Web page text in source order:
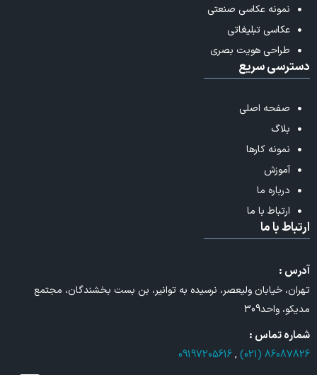
نمونه عکاسی صنعتی
عکاسی تبلیغاتی
طراحی هویت بصری
دسترسی سریع
صفحه اصلی
بلاگ
نمونه کارها
آموزش
درباره ما
ارتباط با ما
ارتباط با ما
آدرس :
تهران، خیابان ولیعصر، نرسیده به توانیر، بن بست بخشندگان، مجتمع
مدیکو، واحد309
شماره تماس :
86087826 (021)
,
09197205616